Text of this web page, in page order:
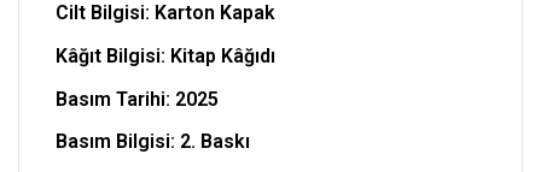
Cilt Bilgisi: Karton Kapak
Kâğıt Bilgisi: Kitap Kâğıdı
Basım Tarihi: 2025
Basım Bilgisi: 2. Baskı